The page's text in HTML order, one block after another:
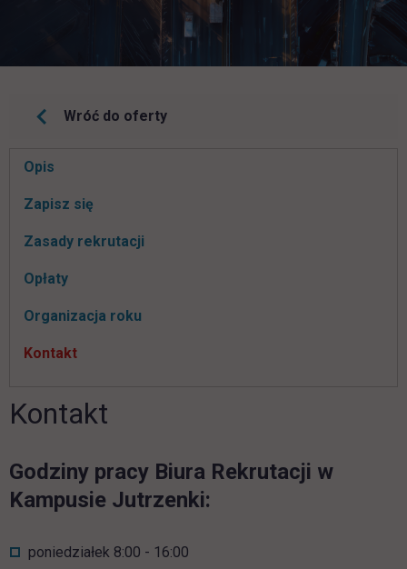
Wróć do oferty
Pomiń
nawigacje
Opis
Zapisz się
Zasady rekrutacji
Opłaty
Organizacja roku
Kontakt
Kontakt
Godziny pracy Biura Rekrutacji w
Kampusie Jutrzenki:
poniedziałek 8:00 - 16:00